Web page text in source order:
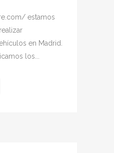
estamos
en Madrid.
los...